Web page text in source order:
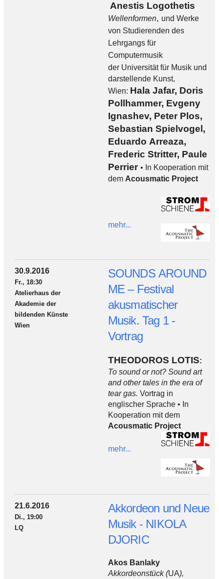
Anestis Logothetis
Wellenformen, und Werke
von Studierenden des
Lehrgangs für
Computermusik
der Universität für Musik und
darstellende Kunst,
Wien: Hala Jafar, Doris
Pollhammer, Evgeny
Ignashev, Peter Plos,
Sebastian Spielvogel,
Eduardo Arreaza,
Frederic Stritter, Paule
Perrier • In Kooperation mit
dem Acousmatic Project
mehr...
30.9.2016
Fr., 18:30
Atelierhaus der
Akademie der
bildenden Künste
Wien
SOUNDS AROUND
ME – Festival
akusmatischer
Musik. Tag 1 -
Vortrag
THEODOROS LOTIS:
To sound or not? Sound art
and other tales in the era of
tear gas. Vortrag in
englischer Sprache • In
Kooperation mit dem
Acousmatic Project
mehr...
21.6.2016
Di., 19:00
LQ
Akkordeon und Neue
Musik - NIKOLA
DJORIC
Akos Banlaky
Akkordeonstück(UA),